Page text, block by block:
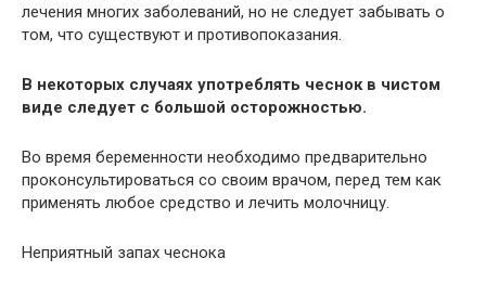
лечения многих заболеваний, но не следует забывать о
том, что существуют и противопоказания.
В некоторых случаях употреблять чеснок в чистом
виде следует с большой осторожностью.
Во время беременности необходимо предварительно
проконсультироваться со своим врачом, перед тем как
применять любое средство и лечить молочницу.
Неприятный запах чеснока